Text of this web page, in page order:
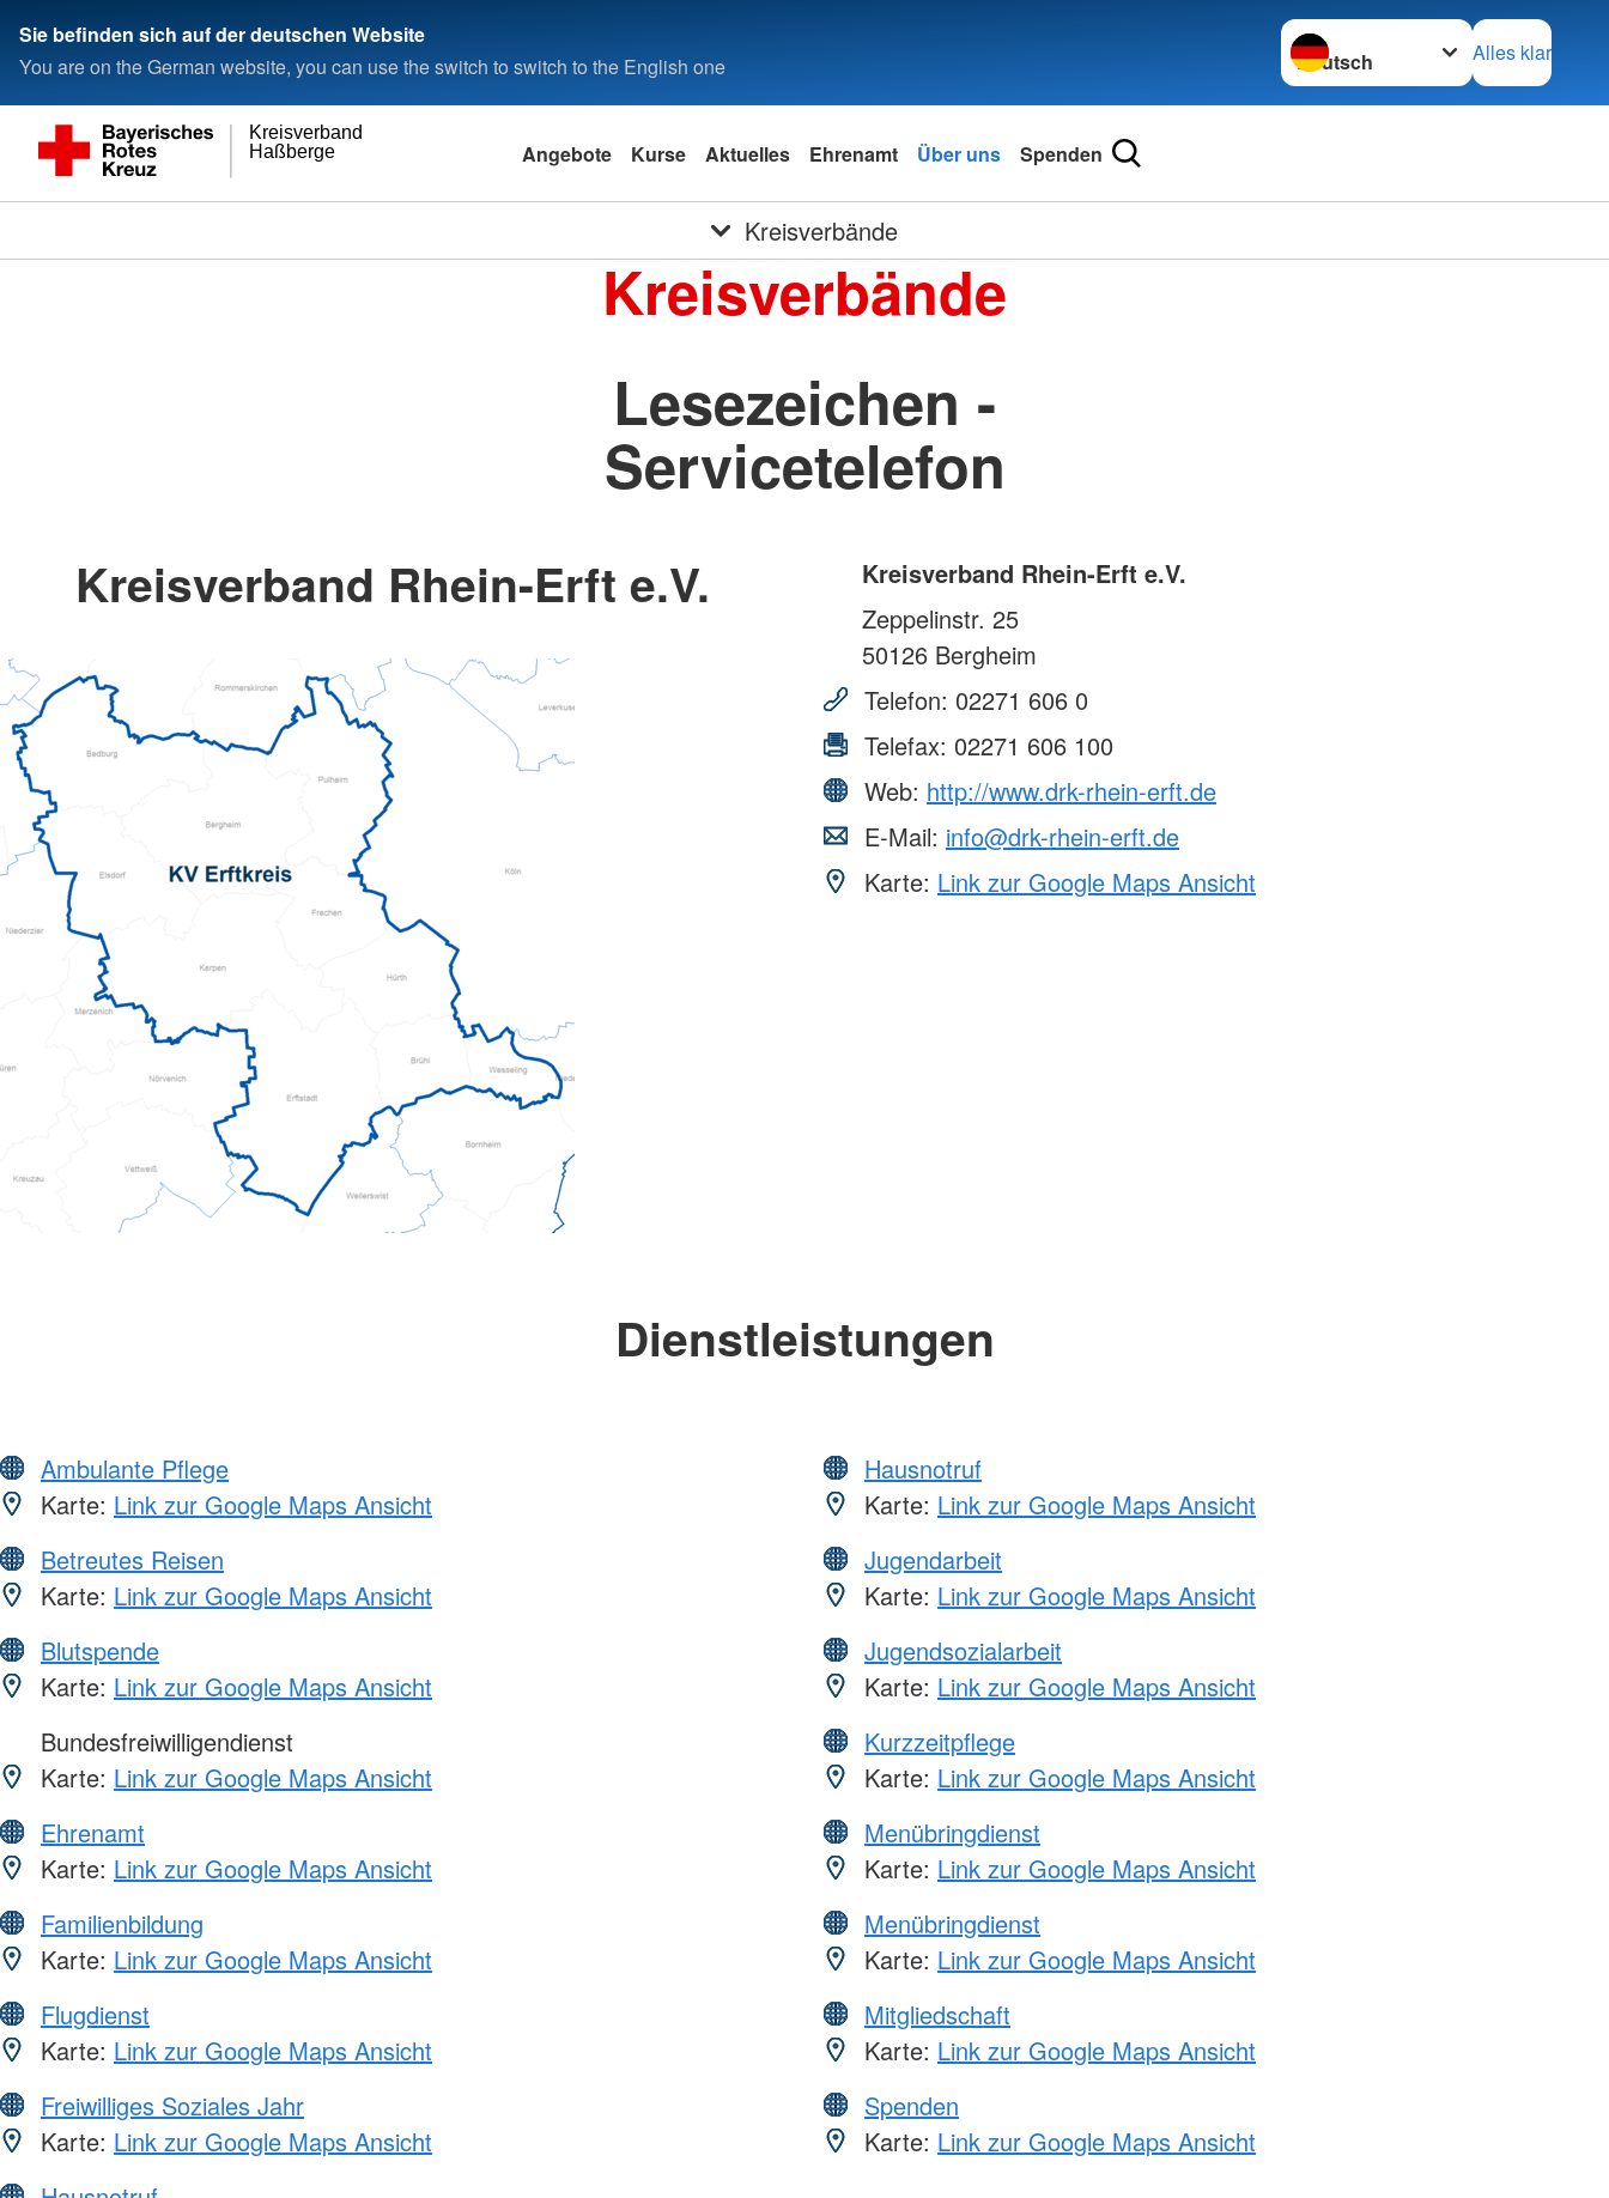
Sie befinden sich auf der deutschen Website
You are on the German website, you can use the switch to switch to the English one
Sprache wechseln zu
Alles klar
Haßberge
Kreisverband
Angebote Kurse Aktuelles Ehrenamt Über uns Spenden
Kreisverbände
Kreisverbände
Lesezeichen -
Servicetelefon
Kreisverband Rhein-Erft e.V.
Kreisverband Rhein-Erft e.V.
Zeppelinstr. 25
50126 Bergheim
Telefon: 02271 606 0
Telefax: 02271 606 100
Web: http://www.drk-rhein-erft.de
E-Mail: info@drk-rhein-erft.de
Karte: Link zur Google Maps Ansicht
Dienstleistungen
Ambulante Pflege
Karte: Link zur Google Maps Ansicht
Betreutes Reisen
Karte: Link zur Google Maps Ansicht
Blutspende
Karte: Link zur Google Maps Ansicht
Bundesfreiwilligendienst
Karte: Link zur Google Maps Ansicht
Ehrenamt
Karte: Link zur Google Maps Ansicht
Familienbildung
Karte: Link zur Google Maps Ansicht
Flugdienst
Karte: Link zur Google Maps Ansicht
Freiwilliges Soziales Jahr
Karte: Link zur Google Maps Ansicht
Hausnotruf
Karte: Link zur Google Maps Ansicht
Jugendarbeit
Karte: Link zur Google Maps Ansicht
Jugendsozialarbeit
Karte: Link zur Google Maps Ansicht
Kurzzeitpflege
Karte: Link zur Google Maps Ansicht
Menübringdienst
Karte: Link zur Google Maps Ansicht
Menübringdienst
Karte: Link zur Google Maps Ansicht
Mitgliedschaft
Karte: Link zur Google Maps Ansicht
Spenden
Karte: Link zur Google Maps Ansicht